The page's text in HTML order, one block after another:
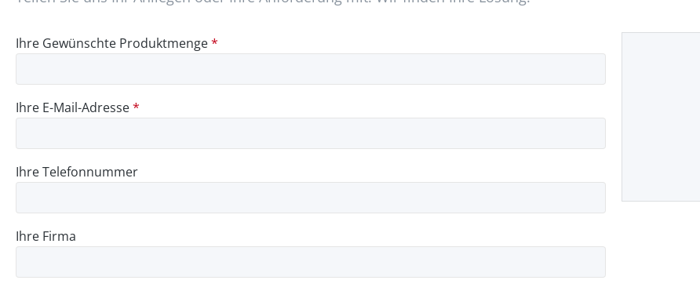
Ihre Gewünschte Produktmenge*
Ihre E-Mail-Adresse*
Ihre Telefonnummer
Ihre Firma